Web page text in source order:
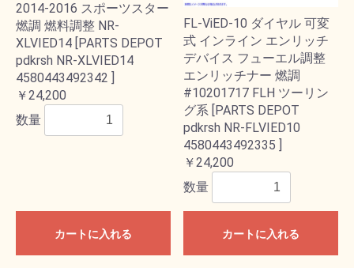
2014-2016 スポーツスター
燃調 燃料調整 NR-
XLVIED14 [PARTS DEPOT
pdkrsh NR-XLVIED14
4580443492342 ]
￥24,200
数量
カートに入れる
FL-ViED-10 ダイヤル 可変
式 インライン エンリッチ
デバイス フューエル調整
エンリッチナー 燃調
#10201717 FLH ツーリン
グ系 [PARTS DEPOT
pdkrsh NR-FLVIED10
4580443492335 ]
￥24,200
数量
カートに入れる